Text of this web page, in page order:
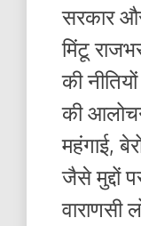
सरकार
मिंटू
की
की
महंगाई,
जैसे मुद्दों
वाराणसी